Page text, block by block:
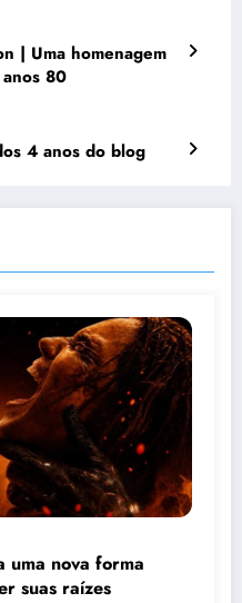
| Uma homenagem
80
4 anos do blog
uma nova forma
suas raízes